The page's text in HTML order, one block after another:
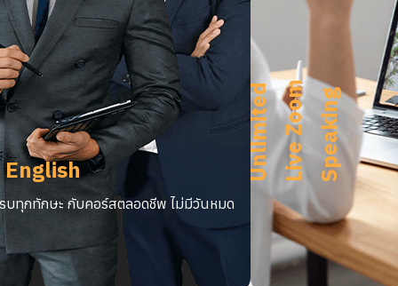
บทุกทักษะ กับคอร์สตลอดชีพ ไม่มีวันหมด
U
n
l
i
m
i
t
e
d
L
i
v
e
Z
o
om
S
p
e
a
k
i
n g